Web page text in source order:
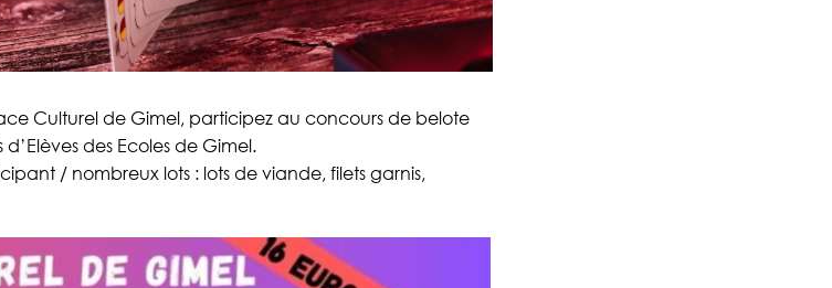
Culturel de Gimel, participez au concours de belote
des Ecoles de Gimel.
/ nombreux lots : lots de viande, filets garnis,